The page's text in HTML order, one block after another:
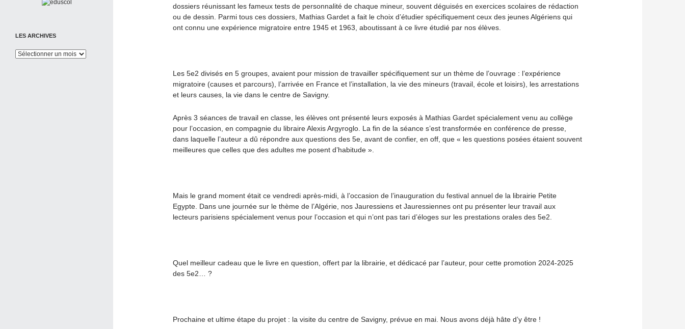
dossiers réunissant les fameux tests de personnalité de chaque mineur, souvent déguisés en exercices scolaires de rédaction
ou de dessin. Parmi tous ces dossiers, Mathias Gardet a fait le choix d’étudier spécifiquement ceux des jeunes Algériens qui
ont connu une expérience migratoire entre 1945 et 1963, aboutissant à ce livre étudié par nos élèves.
Les 5e2 divisés en 5 groupes, avaient pour mission de travailler spécifiquement sur un thème de l’ouvrage : l’expérience
migratoire (causes et parcours), l’arrivée en France et l’installation, la vie des mineurs (travail, école et loisirs), les arrestations
et leurs causes, la vie dans le centre de Savigny.
Après 3 séances de travail en classe, les élèves ont présenté leurs exposés à Mathias Gardet spécialement venu au collège
pour l’occasion, en compagnie du libraire Alexis Argyroglo. La fin de la séance s’est transformée en conférence de presse,
dans laquelle l’auteur a dû répondre aux questions des 5e, avant de confier, en off, que « les questions posées étaient souvent
meilleures que celles que des adultes me posent d’habitude ».
Mais le grand moment était ce vendredi après-midi, à l’occasion de l’inauguration du festival annuel de la librairie Petite
Egypte. Dans une journée sur le thème de l’Algérie, nos Jauressiens et Jauressiennes ont pu présenter leur travail aux
lecteurs parisiens spécialement venus pour l’occasion et qui n’ont pas tari d’éloges sur les prestations orales des 5e2.
Quel meilleur cadeau que le livre en question, offert par la librairie, et dédicacé par l’auteur, pour cette promotion 2024-2025
des 5e2… ?
Prochaine et ultime étape du projet : la visite du centre de Savigny, prévue en mai. Nous avons déjà hâte d’y être !
LES ARCHIVES
Les